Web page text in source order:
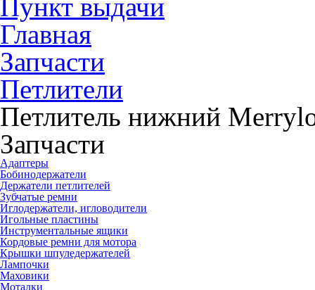
Пункт выдачи
Главная
Запчасти
Петлители
Петлитель нижний
Запчасти
Адаптеры
Бобинодержатели
Держатели петлителей
Зубчатые ремни
Иглодержатели, игловодители
Игольные пластины
Инструментальные ящики
Кордовые ремни для мотора
Крышки шпуледержателей
Лампочки
Маховики
Моталки